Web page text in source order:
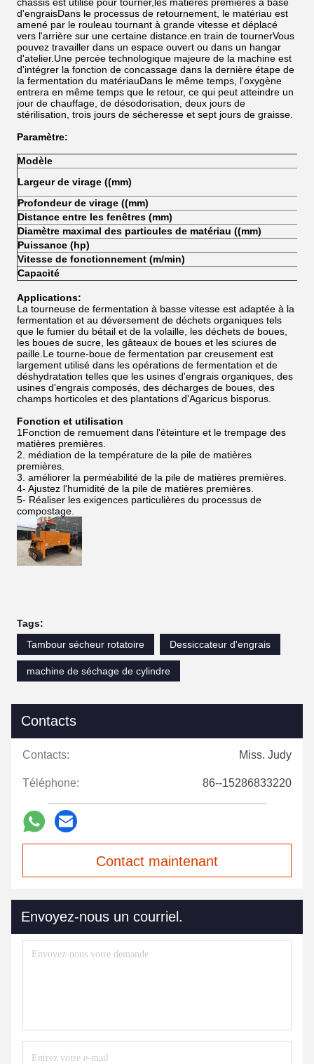
d'engraisDans le processus de retournement, le matériau est
amené par le rouleau tournant à grande vitesse et déplacé
vers l'arrière sur une certaine distance.en train de tournerVous
pouvez travailler dans un espace ouvert ou dans un hangar
d'atelier.Une percée technologique majeure de la machine est
d'intégrer la fonction de concassage dans la dernière étape de
la fermentation du matériauDans le même temps, l'oxygène
entrera en même temps que le retour, ce qui peut atteindre un
jour de chauffage, de désodorisation, deux jours de
stérilisation, trois jours de sécheresse et sept jours de graisse.
Paramètre:
Modèle
Largeur de virage ((mm)
Profondeur de virage ((mm)
Distance entre les fenêtres (mm)
Diamètre maximal des particules de matériau ((mm)
Puissance (hp)
Vitesse de fonctionnement (m/min)
Capacité
Applications:
La tourneuse de fermentation à basse vitesse est adaptée à la
fermentation et au déversement de déchets organiques tels
que le fumier du bétail et de la volaille, les déchets de boues,
les boues de sucre, les gâteaux de boues et les sciures de
paille.Le tourne-boue de fermentation par creusement est
largement utilisé dans les opérations de fermentation et de
déshydratation telles que les usines d'engrais organiques, des
usines d'engrais composés, des décharges de boues, des
champs horticoles et des plantations d'Agaricus bisporus.
Fonction et utilisation
1Fonction de remuement dans l'éteinture et le trempage des
matières premières.
2. médiation de la température de la pile de matières
premières.
3. améliorer la perméabilité de la pile de matières premières.
4- Ajustez l'humidité de la pile de matières premières.
5- Réaliser les exigences particulières du processus de
compostage.
Tags:
Tambour sécheur rotatoire
Dessiccateur d'engrais
machine de séchage de cylindre
Contacts
Contacts: Miss. Judy
Téléphone: 86--15286833220
Contact maintenant
Envoyez-nous un courriel.